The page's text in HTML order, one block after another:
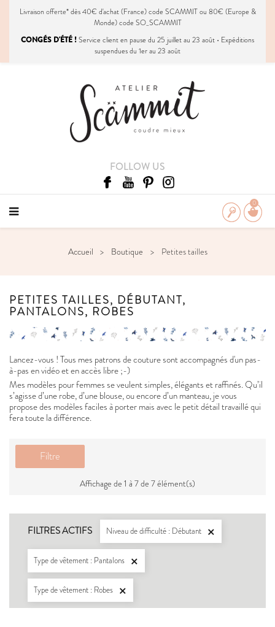
Livraison offerte* dès 40€ d'achat (France) code SCAMMIT ou 80€ (Europe &
Monde) code SO_SCAMMIT
CONGÉS D'ÉTÉ !Service client en pause du 25 juillet au 23 août • Expéditions
suspendues du 1er au 23 août
FOLLOW US
0
Accueil Boutique Petites tailles
PETITES TAILLES, DÉBUTANT,
PANTALONS, ROBES
Lancez-vous ! Tous mes patrons de couture sont accompagnés d'un pas-
à-pas en vidéo et en accès libre ;-)
Mes modèles pour femmes se veulent simples, élégants et raffinés. Qu’il
s’agisse d’une robe, d’une blouse, ou encore d’un manteau, je vous
propose des modèles faciles à porter mais avec le petit détail travaillé qui
fera toute la différence.
Filtre
Affichage de 1 à 7 de 7 élément(s)
FILTRES ACTIFS Niveau de difficulté : Débutant 
Type de vêtement : Pantalons 
Type de vêtement : Robes 